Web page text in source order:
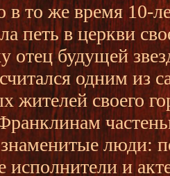
то же время 10-
петь в церкви
отец будущей
одним из
жителей своего
люди:
исполнители и